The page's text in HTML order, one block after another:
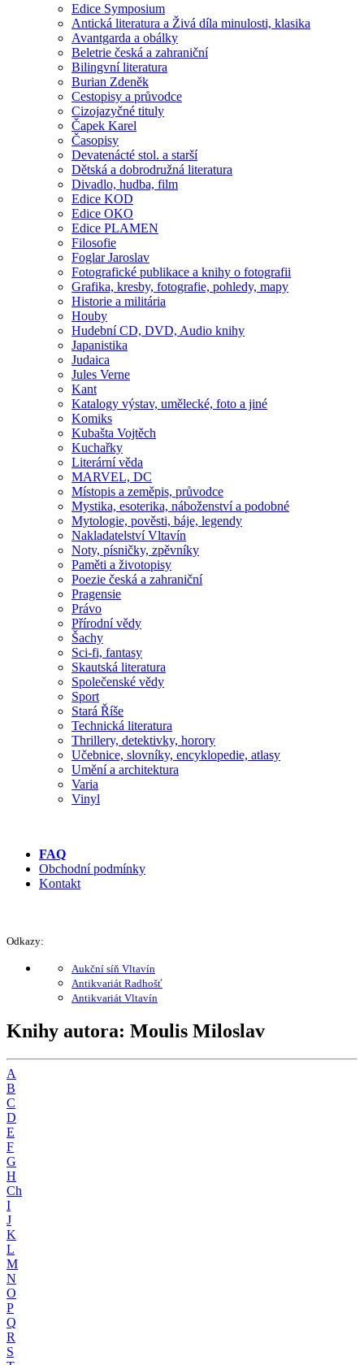
Edice Symposium
Antická literatura a Živá díla minulosti, klasika
Avantgarda a obálky
Beletrie česká a zahraniční
Bilingvní literatura
Burian Zdeněk
Cestopisy a průvodce
Cizojazyčné tituly
Čapek Karel
Časopisy
Devatenácté stol. a starší
Dětská a dobrodružná literatura
Divadlo, hudba, film
Edice KOD
Edice OKO
Edice PLAMEN
Filosofie
Foglar Jaroslav
Fotografické publikace a knihy o fotografii
Grafika, kresby, fotografie, pohledy, mapy
Historie a militária
Houby
Hudební CD, DVD, Audio knihy
Japanistika
Judaica
Jules Verne
Kant
Katalogy výstav, umělecké, foto a jiné
Komiks
Kubašta Vojtěch
Kuchařky
Literární věda
MARVEL, DC
Místopis a zeměpis, průvodce
Mystika, esoterika, náboženství a podobné
Mytologie, pověsti, báje, legendy
Nakladatelství Vltavín
Noty, písničky, zpěvníky
Paměti a životopisy
Poezie česká a zahraniční
Pragensie
Právo
Přírodní vědy
Šachy
Sci-fi, fantasy
Skautská literatura
Společenské vědy
Sport
Stará Říše
Technická literatura
Thrillery, detektivky, horory
Učebnice, slovníky, encyklopedie, atlasy
Umění a architektura
Varia
Vinyl
FAQ
Obchodní podmínky
Kontakt
Odkazy:
Aukční síň Vltavín
Antikvariát Radhošť
Antikvariát Vltavín
Knihy autora: Moulis Miloslav
A
B
C
D
E
F
G
H
Ch
I
J
K
L
M
N
O
P
Q
R
S